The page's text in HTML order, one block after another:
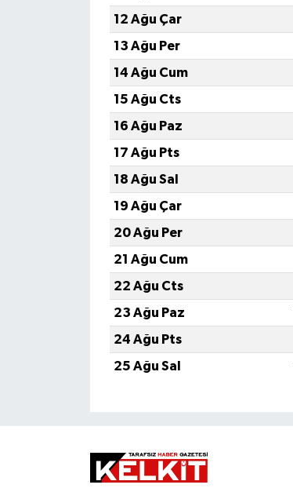
12 Ağu Çar
13 Ağu Per
14 Ağu Cum
15 Ağu Cts
16 Ağu Paz
17 Ağu Pts
18 Ağu Sal
19 Ağu Çar
20 Ağu Per
21 Ağu Cum
22 Ağu Cts
23 Ağu Paz
24 Ağu Pts
25 Ağu Sal